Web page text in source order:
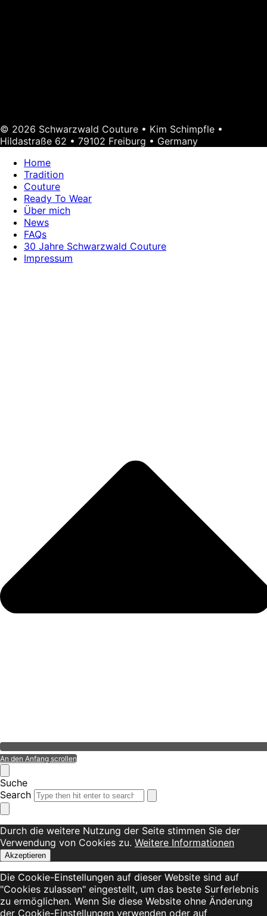
© 2026 Schwarzwald Couture • Kim Schimpfle •
Hildastraße 62 • 79102 Freiburg • Germany
Home
Tradition
Couture
Ready To Wear
Über mich
News
FAQs
30 Jahre Schwarzwald Couture
Impressum
An den Anfang scrollen
Suche
Search
Durch die weitere Nutzung der Seite stimmen Sie der
Verwendung von Cookies zu. Weitere Informationen
Akzeptieren
Die Cookie-Einstellungen auf dieser Website sind auf
"Cookies zulassen" eingestellt, um das beste Surferlebnis
zu ermöglichen. Wenn Sie diese Website ohne Änderung
der Cookie-Einstellungen verwenden oder auf